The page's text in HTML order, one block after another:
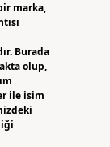
marka,
Burada
olup,
ile isim